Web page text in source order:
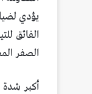
يؤدي
الفائق
الصفر